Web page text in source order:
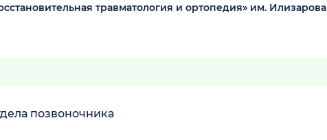
травматология и ортопедия» им. Илизарова
позвоночника